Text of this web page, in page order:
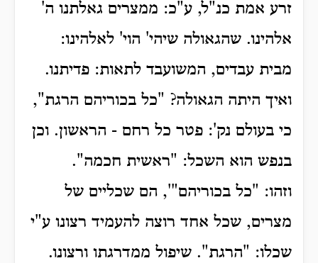
זרע אמת כנ"ל, ע"כ: ממצרים גאלתנו ה'
אלהינו. שהגאולה שיהי' הוי' לאלהינו:
מבית עבדים, המשועבד לתאות: פדיתנו.
ואיך היתה הגאולה? "כל בכוריהם הרגת",
כי בעולם נק': פטר כל רחם - הראשון. וכן
בנפש הוא השכל: "ראשית חכמה".
וזהו: "כל בכוריהם"', הם שכליים של
מצרים, שכל אחד רוצה להעמיד רצונו ע"י
שכלו: "הרגת". שיפול ממדרגתו ורצונו.